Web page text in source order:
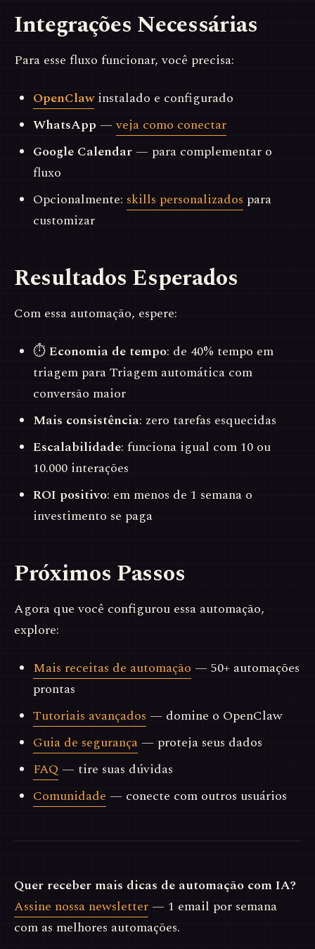
Integrações Necessárias
Para esse fluxo funcionar, você precisa:
OpenClawinstalado e configurado
WhatsApp —veja como conectar
Google Calendar — para complementar o
fluxo
Opcionalmente: skills personalizados para
customizar
Resultados Esperados
Com essa automação, espere:
⏱Economia de tempo: de 40% tempo em
triagem para Triagem automática com
conversão maior
Mais consistência: zero tarefas esquecidas
Escalabilidade: funciona igual com 10 ou
10.000 interações
ROI positivo: em menos de 1 semana o
investimento se paga
Próximos Passos
Agora que você configurou essa automação,
explore:
Mais receitas de automação — 50+ automações
prontas
Tutoriais avançados — domine o OpenClaw
Guia de segurança — proteja seus dados
FAQ — tire suas dúvidas
Comunidade — conecte com outros usuários
Quer receber mais dicas de automação com IA?
Assine nossa newsletter — 1 email por semana
com as melhores automações.